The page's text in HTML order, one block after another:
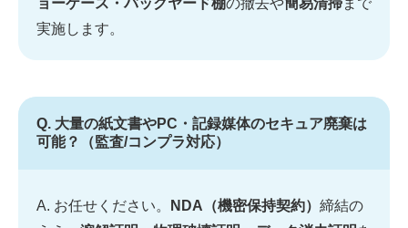
ョーケース・バックヤード棚の撤去や簡易清掃まで
実施します。
Q. 大量の紙文書やPC・記録媒体のセキュア廃棄は
可能？（監査/コンプラ対応）
A. お任せください。 NDA（機密保持契約） 締結の